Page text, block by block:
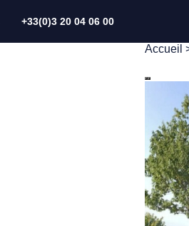
+33(0)3 20 04 06 00
Accueil